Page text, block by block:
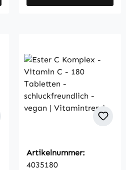
von 5 von 5 Sternen
Artikelnummer:
4035180